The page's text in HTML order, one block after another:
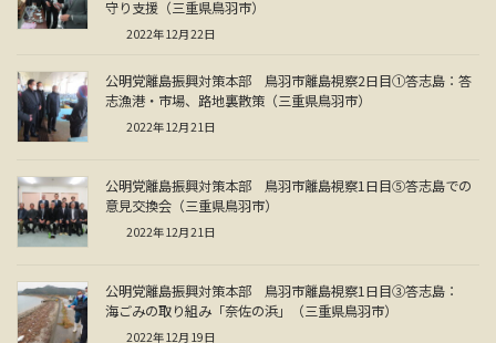
守り支援（三重県鳥羽市）
2022年12月22日
公明党離島振興対策本部 鳥羽市離島視察2日目①答志島：答
志漁港・市場、路地裏散策（三重県鳥羽市）
2022年12月21日
公明党離島振興対策本部 鳥羽市離島視察1日目⑤答志島での
意見交換会（三重県鳥羽市）
2022年12月21日
公明党離島振興対策本部 鳥羽市離島視察1日目③答志島：
海ごみの取り組み「奈佐の浜」（三重県鳥羽市）
2022年12月19日